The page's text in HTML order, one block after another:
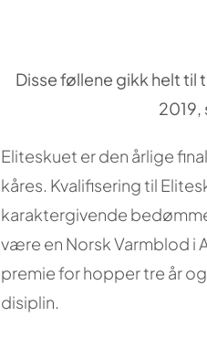
Disse føllene gikk helt til
2019,
Eliteskuet er den årlige
kåres. Kvalifisering til
karaktergivende
være en Norsk Varmblod i
premie for hopper tre år
disiplin.